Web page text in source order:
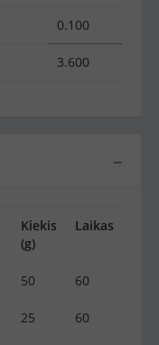
0.100
3.600
−
Kiekis
(g)
Laikas
50 60
25 60